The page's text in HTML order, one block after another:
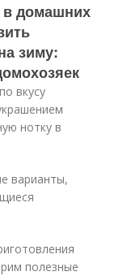
в домашних
зиму:
вкусу
нотку в
варианты,
полезные